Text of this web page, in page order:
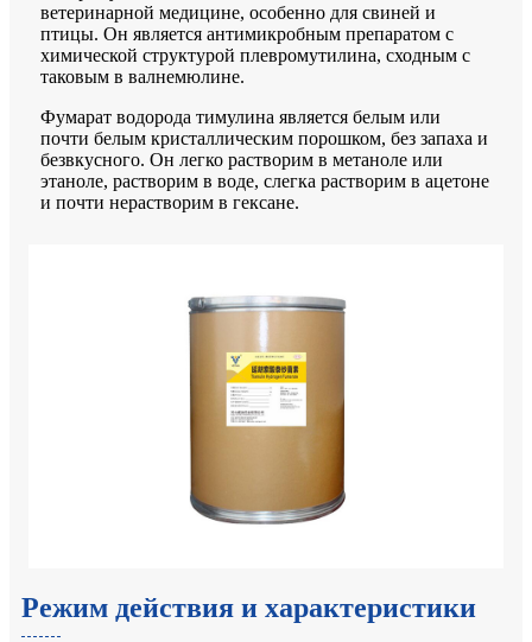
ветеринарной медицине, особенно для свиней и
птицы. Он является антимикробным препаратом с
химической структурой плевромутилина, сходным с
таковым в валнемюлине.
Фумарат водорода тимулина является белым или
почти белым кристаллическим порошком, без запаха и
безвкусного. Он легко растворим в метаноле или
этаноле, растворим в воде, слегка растворим в ацетоне
и почти нерастворим в гексане.
Режим действия и характеристики